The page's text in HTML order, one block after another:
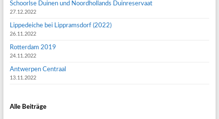
Schoorlse Duinen und Noordhollands Duinreservaat
27.12.2022
Lippedeiche bei Lippramsdorf (2022)
26.11.2022
Rotterdam 2019
24.11.2022
Antwerpen Centraal
13.11.2022
Alle Beiträge